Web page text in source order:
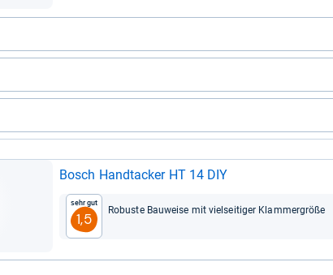
Bosch Hand­ta­cker HT 14 DIY
Sehr gut
1,5
Robuste Bau­weise mit viel­sei­ti­ger Klam­mer­größe